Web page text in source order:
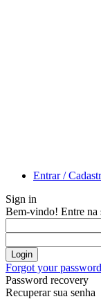
Entrar /
Sign in
Bem-vindo! Entre na
Forgot your
Password recovery
Recuperar sua senha